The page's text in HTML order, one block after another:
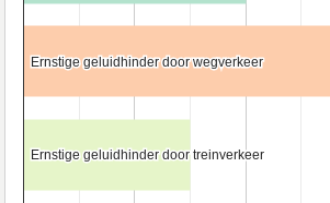
Ernstige geluidhinder door wegverkeer
Ernstige geluidhinder door wegverkeer
Ernstige geluidhinder door treinverkeer
Ernstige geluidhinder door treinverkeer